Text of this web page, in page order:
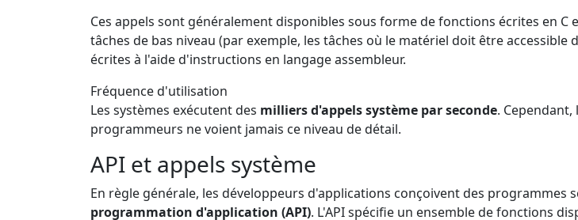
Ces appels sont généralement disponibles sous forme de fonctions écrites en C
tâches de bas niveau (par exemple, les tâches où le matériel doit être
écrites à l'aide d'instructions en langage assembleur.
Fréquence d'utilisation
Les systèmes exécutent des milliers d'appels système par seconde.
programmeurs ne voient jamais ce niveau de détail.
API et appels système
En règle générale, les développeurs d'applications conçoivent des programmes
programmation d'application (API). L'API spécifie un ensemble de fonctions